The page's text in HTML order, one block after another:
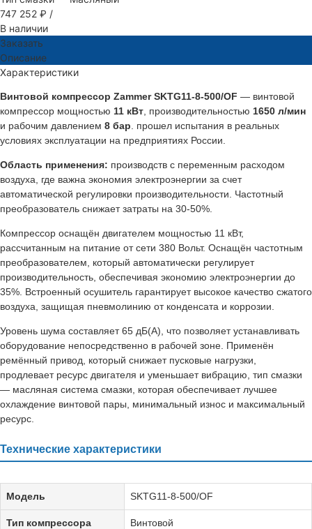
747 252 ₽ /
В наличии
Заказать
Описание
Характеристики
Винтовой компрессор Zammer SKTG11-8-500/OF — винтовой
компрессор мощностью 11 кВт , производительностью 1650 л/мин
и рабочим давлением 8 бар . прошел испытания в реальных
условиях эксплуатации на предприятиях России.
Область применения: производств с переменным расходом
воздуха, где важна экономия электроэнергии за счет
автоматической регулировки производительности. Частотный
преобразователь снижает затраты на 30-50%.
Компрессор оснащён двигателем мощностью 11 кВт,
рассчитанным на питание от сети 380 Вольт. Оснащён частотным
преобразователем, который автоматически регулирует
производительность, обеспечивая экономию электроэнергии до
35%. Встроенный осушитель гарантирует высокое качество сжатого
воздуха, защищая пневмолинию от конденсата и коррозии.
Уровень шума составляет 65 дБ(А), что позволяет устанавливать
оборудование непосредственно в рабочей зоне. Применён
ремённый привод, который снижает пусковые нагрузки,
продлевает ресурс двигателя и уменьшает вибрацию, тип смазки
— масляная система смазки, которая обеспечивает лучшее
охлаждение винтовой пары, минимальный износ и максимальный
ресурс.
Технические характеристики
Модель SKTG11-8-500/OF
Тип компрессора Винтовой